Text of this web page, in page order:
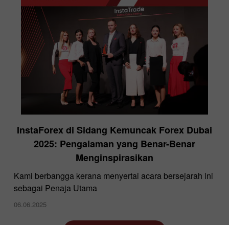
InstaForex di Sidang Kemuncak Forex Dubai
2025: Pengalaman yang Benar-Benar
Menginspirasikan
Kami berbangga kerana menyertai acara bersejarah ini
sebagai Penaja Utama
06.06.2025